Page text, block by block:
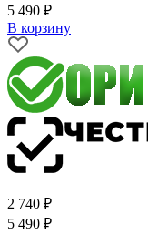
5 490 ₽
В корзину
2 740 ₽
5 490 ₽